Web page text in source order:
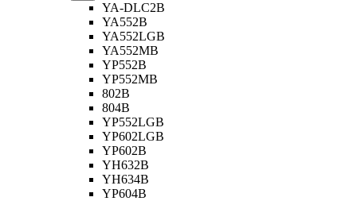
YA-DLC2B
YA552B
YA552LGB
YA552MB
YP552B
YP552MB
802B
804B
YP552LGB
YP602LGB
YP602B
YH632B
YH634B
YP604B